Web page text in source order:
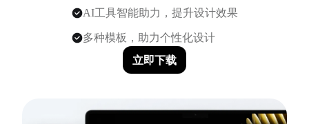
AI工具智能助力，提升设计效果
多种模板，助力个性化设计
立即下载